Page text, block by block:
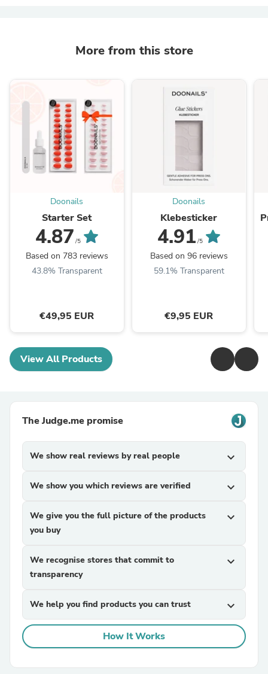
More from this store
Doonails
Starter Set
4.87 /5
Based on 783 reviews
43.8% Transparent
€49,95 EUR
Doonails
Klebesticker
4.91 /5
Based on 96 reviews
59.1% Transparent
€9,95 EUR
View All Products
The Judge.me promise
We show real reviews by real people expand_more
We show you which reviews are verified expand_more
We give you the full picture of the products
you buy
expand_more
We recognise stores that commit to
transparency
expand_more
We help you find products you can trust expand_more
How It Works